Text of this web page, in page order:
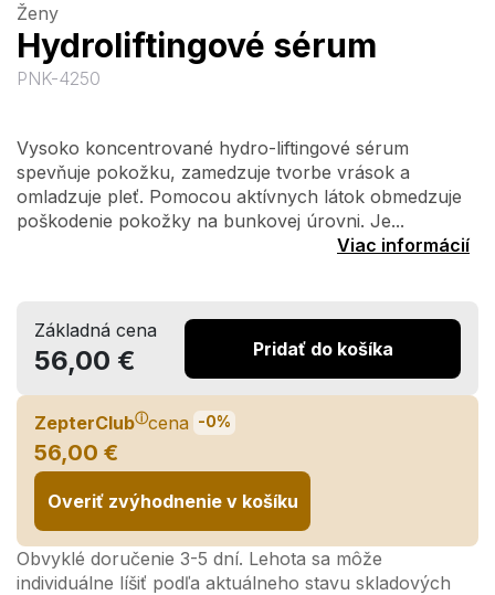
Ženy
Hydroliftingové sérum
PNK-4250
Vysoko koncentrované hydro-liftingové sérum
spevňuje pokožku, zamedzuje tvorbe vrások a
omladzuje pleť. Pomocou aktívnych látok obmedzuje
poškodenie pokožky na bunkovej úrovni. Je...
Viac informácií
Základná cena
56,00 € Pridať do košíka
ZepterClubⓘcena -0%
56,00 €
Overiť zvýhodnenie v košíku
Obvyklé doručenie 3-5 dní. Lehota sa môže
individuálne líšiť podľa aktuálneho stavu skladových